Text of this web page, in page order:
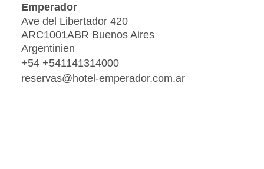
Emperador
Ave del Libertador 420
ARC1001ABR Buenos Aires
Argentinien
+54 +541141314000
reservas@hotel-emperador.com.ar